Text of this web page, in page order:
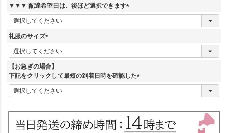
須
)
▼▼▼ 配達希望日は、後ほど選択できます
(
必
)
礼服のサイズ
(
必
須
)
【お急ぎの場合】
下記をクリックして最短の到着日時を確認した
(
必
)